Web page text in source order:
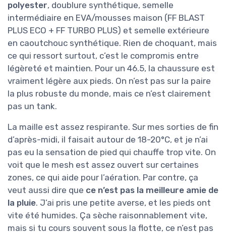
polyester, doublure synthétique, semelle
intermédiaire en EVA/mousses maison (FF BLAST
PLUS ECO + FF TURBO PLUS) et semelle extérieure
en caoutchouc synthétique. Rien de choquant, mais
ce qui ressort surtout, c’est le compromis entre
légèreté et maintien. Pour un 46.5, la chaussure est
vraiment légère aux pieds. On n’est pas sur la paire
la plus robuste du monde, mais ce n’est clairement
pas un tank.
La maille est assez respirante. Sur mes sorties de fin
d’après-midi, il faisait autour de 18-20°C, et je n’ai
pas eu la sensation de pied qui chauffe trop vite. On
voit que le mesh est assez ouvert sur certaines
zones, ce qui aide pour l’aération. Par contre, ça
veut aussi dire que ce n’est pas la meilleure amie de
la pluie. J’ai pris une petite averse, et les pieds ont
vite été humides. Ça sèche raisonnablement vite,
mais si tu cours souvent sous la flotte, ce n’est pas